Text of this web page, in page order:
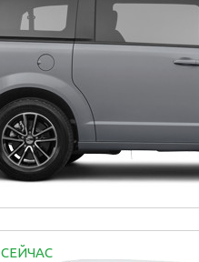
СЕЙЧАС